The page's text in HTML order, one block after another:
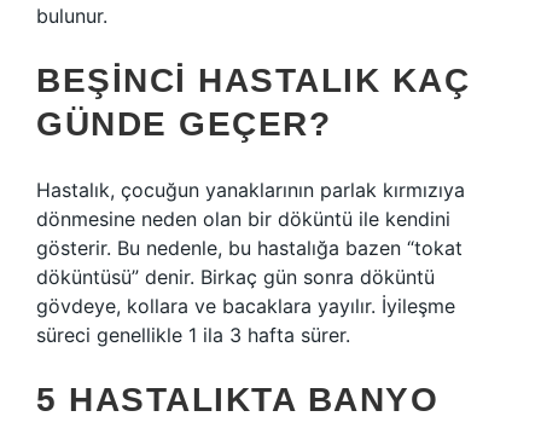
bulunur.
BEŞINCI HASTALIK KAÇ
GÜNDE GEÇER?
Hastalık, çocuğun yanaklarının parlak kırmızıya
dönmesine neden olan bir döküntü ile kendini
gösterir. Bu nedenle, bu hastalığa bazen “tokat
döküntüsü” denir. Birkaç gün sonra döküntü
gövdeye, kollara ve bacaklara yayılır. İyileşme
süreci genellikle 1 ila 3 hafta sürer.
5 HASTALIKTA BANYO